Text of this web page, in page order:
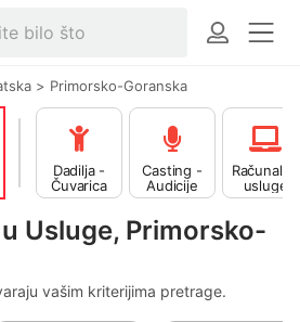
> Primorsko-Goranska
Usluge, Primorsko-
vašim kriterijima pretrage.
Dadilja -
Čuvarica
Casting -
Audicije
Računalne
usluge